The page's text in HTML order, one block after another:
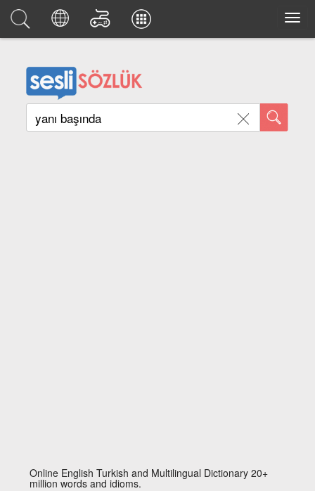
Online English Turkish and Multilingual Dictionary 20+
million words and idioms.